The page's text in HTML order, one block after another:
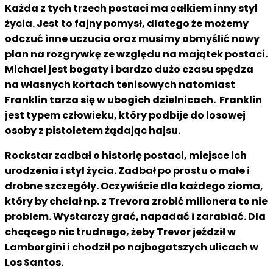
Każda z tych trzech postaci ma całkiem inny styl
życia. Jest to fajny pomysł, dlatego że możemy
odczuć inne uczucia oraz musimy obmyślić nowy
plan na rozgrywkę ze względu na majątek postaci.
Michael jest bogaty i bardzo dużo czasu spędza
na własnych kortach tenisowych natomiast
Franklin tarza się w ubogich dzielnicach. Franklin
jest typem człowieku, który podbije do losowej
osoby z pistoletem żądając hajsu.
Rockstar zadbał o historię postaci, miejsce ich
urodzenia i styl życia. Zadbał po prostu o małe i
drobne szczegóły. Oczywiście dla każdego zioma,
który by chciał np. z Trevora zrobić milionera to nie
problem. Wystarczy grać, napadać i zarabiać. Dla
chcącego nic trudnego, żeby Trevor jeździł w
Lamborgini i chodził po najbogatszych ulicach w
Los Santos.